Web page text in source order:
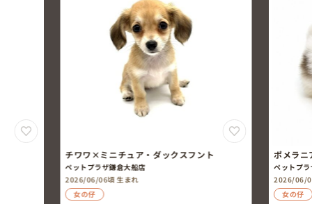
チワワ×ミニチュア・ダックスフント
ペットプラザ鎌倉大船店
2026/06/06頃 生まれ
女の仔
ポメラ
ペットプ
2026/06/
女の仔